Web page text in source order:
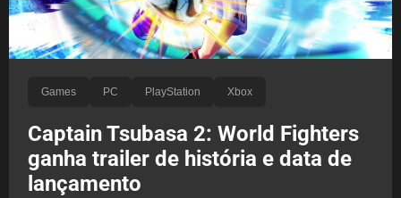
Games PC PlayStation Xbox
Captain Tsubasa 2: World Fighters
ganha trailer de história e data de
lançamento